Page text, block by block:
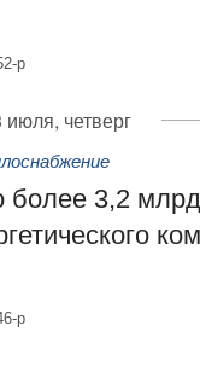
р
июля, четверг
более 3,2
р